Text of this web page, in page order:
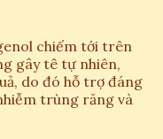
chiếm tới trên
gây tê tự nhiên,
do đó hỗ trợ đáng
trùng răng và